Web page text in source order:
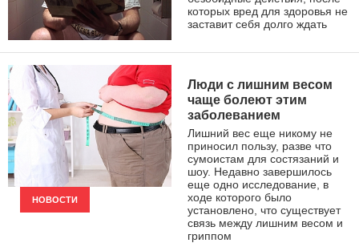
ЗДОРОВЫЙ ОБРАЗ ЖИЗНИ
которых вред для здоровья не
заставит себя долго ждать
НОВОСТИ
Люди с лишним весом
чаще болеют этим
заболеванием
Лишний вес еще никому не
приносил пользу, разве что
сумоистам для состязаний и
шоу. Недавно завершилось
еще одно исследование, в
ходе которого было
установлено, что существует
связь между лишним весом и
гриппом